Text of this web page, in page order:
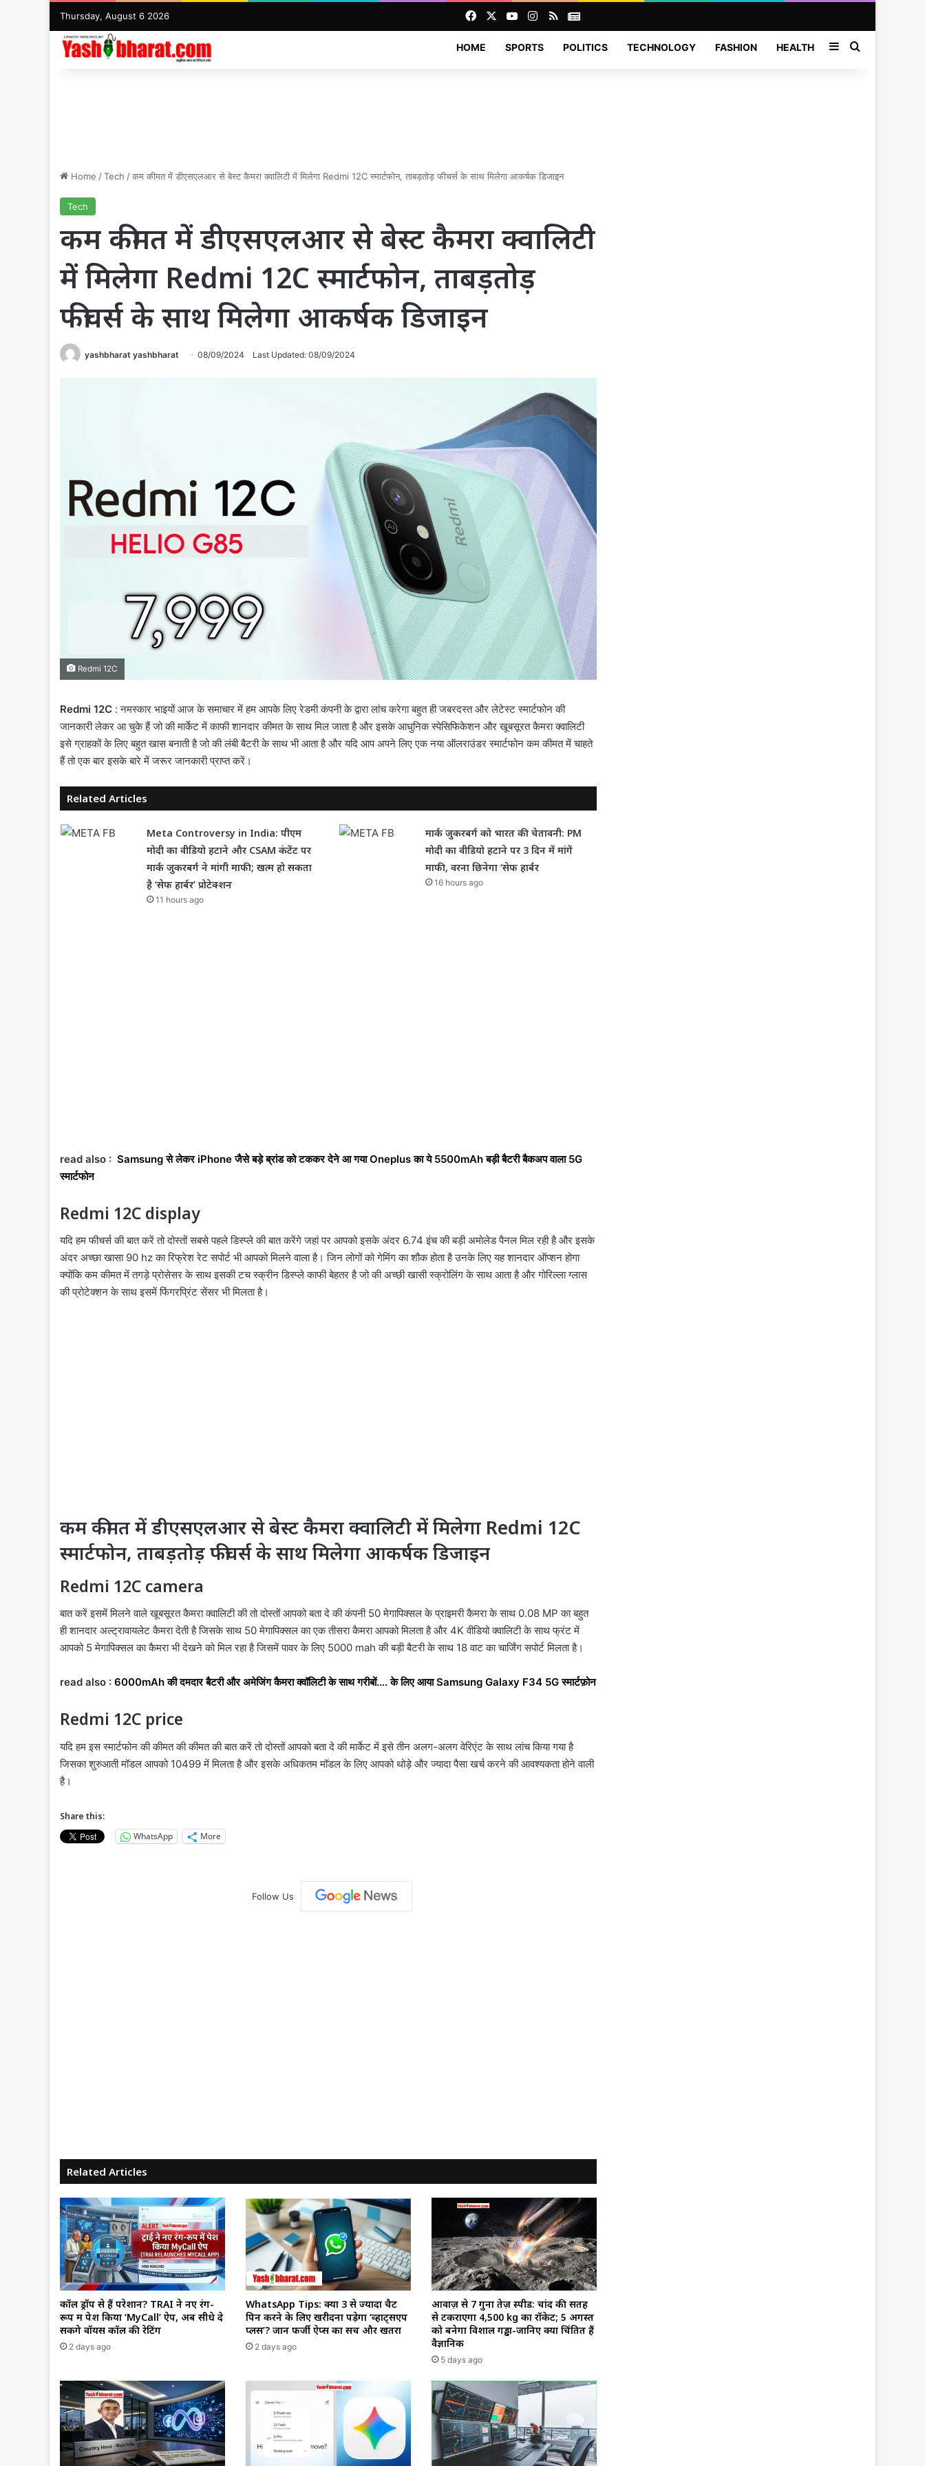
Thursday, August 6 2026 FacebookYouTubeInstagram
RSSNews
HOME SPORTS POLITICS TECHNOLOGY FASHION HEALTH SidebarSearch for
Home /Tech /कम कीमत में डीएसएलआर से बेस्ट कैमरा क्वालिटी में मिलेगा Redmi 12C स्मार्टफोन, ताबड़तोड़ फीचर्स के साथ मिलेगा आकर्षक डिजाइन
Tech
कम कीमत में डीएसएलआर से बेस्ट कैमरा क्वालिटी
में मिलेगा Redmi 12C स्मार्टफोन, ताबड़तोड़
फीचर्स के साथ मिलेगा आकर्षक डिजाइन
yashbharat yashbharat 08/09/2024 Last Updated: 08/09/2024
Redmi 12C
Redmi 12C : नमस्कार भाइयों आज के समाचार में हम आपके लिए रेडमी कंपनी के द्वारा लांच करेगा बहुत ही जबरदस्त और लेटेस्ट स्मार्टफोन की
जानकारी लेकर आ चुके हैं जो की मार्केट में काफी शानदार कीमत के साथ मिल जाता है और इसके आधुनिक स्पेसिफिकेशन और खूबसूरत कैमरा क्वालिटी
इसे ग्राहकों के लिए बहुत खास बनाती है जो की लंबी बैटरी के साथ भी आता है और यदि आप अपने लिए एक नया ऑलराउंडर स्मार्टफोन कम कीमत में चाहते
हैं तो एक बार इसके बारे में जरूर जानकारी प्राप्त करें।
Related Articles
Meta Controversy in India: पीएम
मोदी का वीडियो हटाने और CSAM कंटेंट पर
मार्क जुकरबर्ग ने मांगी माफी; खत्म हो सकता
है ‘सेफ हार्बर’ प्रोटेक्शन
11 hours ago
मार्क जुकरबर्ग को भारत की चेतावनी: PM
मोदी का वीडियो हटाने पर 3 दिन में मांगें
माफी, वरना छिनेगा ‘सेफ हार्बर
16 hours ago
read also : Samsung से लेकर iPhone जैसे बड़े ब्रांड को टककर देने आ गया Oneplus का ये 5500mAh बड़ी बैटरी बैकअप वाला 5G
स्मार्टफोन
Redmi 12C display
यदि हम फीचर्स की बात करें तो दोस्तों सबसे पहले डिस्प्ले की बात करेंगे जहां पर आपको इसके अंदर 6.74 इंच की बड़ी अमोलेड पैनल मिल रही है और इसके
अंदर अच्छा खासा 90 hz का रिफ्रेश रेट सपोर्ट भी आपको मिलने वाला है। जिन लोगों को गेमिंग का शौक होता है उनके लिए यह शानदार ऑप्शन होगा
क्योंकि कम कीमत में तगड़े प्रोसेसर के साथ इसकी टच स्क्रीन डिस्प्ले काफी बेहतर है जो की अच्छी खासी स्क्रोलिंग के साथ आता है और गोरिल्ला ग्लास
की प्रोटेक्शन के साथ इसमें फिंगरप्रिंट सेंसर भी मिलता है।
कम कीमत में डीएसएलआर से बेस्ट कैमरा क्वालिटी में मिलेगा Redmi 12C
स्मार्टफोन, ताबड़तोड़ फीचर्स के साथ मिलेगा आकर्षक डिजाइन
Redmi 12C camera
बात करें इसमें मिलने वाले खूबसूरत कैमरा क्वालिटी की तो दोस्तों आपको बता दे की कंपनी 50 मेगापिक्सल के प्राइमरी कैमरा के साथ 0.08 MP का बहुत
ही शानदार अल्ट्रावायलेट कैमरा देती है जिसके साथ 50 मेगापिक्सल का एक तीसरा कैमरा आपको मिलता है और 4K वीडियो क्वालिटी के साथ फ्रंट में
आपको 5 मेगापिक्सल का कैमरा भी देखने को मिल रहा है जिसमें पावर के लिए 5000 mah की बड़ी बैटरी के साथ 18 वाट का चार्जिंग सपोर्ट मिलता है।
read also : 6000mAh की दमदार बैटरी और अमेजिंग कैमरा क्वॉलिटी के साथ गरीबों…. के लिए आया Samsung Galaxy F34 5G स्मार्टफ़ोन
Redmi 12C price
यदि हम इस स्मार्टफोन की कीमत की कीमत की बात करें तो दोस्तों आपको बता दे की मार्केट में इसे तीन अलग-अलग वेरिएंट के साथ लांच किया गया है
जिसका शुरुआती मॉडल आपको 10499 में मिलता है और इसके अधिकतम मॉडल के लिए आपको थोड़े और ज्यादा पैसा खर्च करने की आवश्यकता होने वाली
है।
Share this:
WhatsApp
More
Follow Us
Related Articles
कॉल ड्रॉप से हैं परेशान? TRAI ने नए रंग-
रूप में पेश किया ‘MyCall’ ऐप, अब सीधे दे
सकेंगे वॉयस कॉल की रेटिंग
2 days ago
WhatsApp Tips: क्या 3 से ज्यादा चैट
पिन करने के लिए खरीदना पड़ेगा ‘व्हाट्सएप
प्लस’? जानें फर्जी ऐप्स का सच और खतरा
2 days ago
आवाज़ से 7 गुना तेज़ स्पीड: चांद की सतह
से टकराएगा 4,500 kg का रॉकेट; 5 अगस्त
को बनेगा विशाल गड्ढा-जानिए क्यों चिंतित हैं
वैज्ञानिक
5 days ago